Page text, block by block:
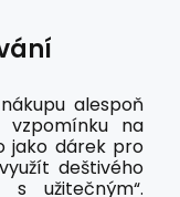
alespoň
vzpomínku na
jako dárek pro
deštivého
užitečným“.